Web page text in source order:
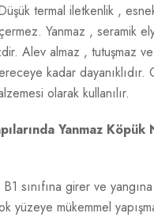
termal iletkenlik ,
Yanmaz , seramik
Alev almaz , tutuşmaz ve
kadar dayanıklıdır.
olarak kullanılır.
Yanmaz Köpük
sınıfına girer ve
yüzeye mükemmel